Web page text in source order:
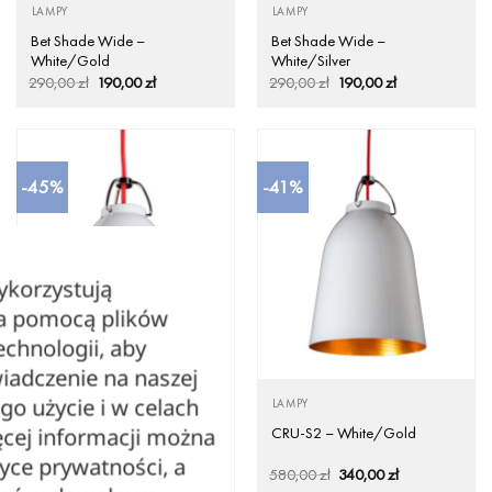
LAMPY
Bet Shade Wide –
White/Gold
290,00zł Pierwotna
cena
290,00 zł.
190,00złAktualna
LAMPY
Bet Shade Wide –
White/Silver
290,00zł Pierwotna
cena
290,00 zł.
190,00złAktualna
-45%
LAMPY
CRU-S1 – White/Gold
530,00zł Pierwotna
290,00złAktualna
-41%
LAMPY
CRU-S2 – White/Gold
580,00zł Pierwotna
340,00złAktualna
pomocą plików
aby
na naszej
użycie i w celach
informacji można
prywatności, a